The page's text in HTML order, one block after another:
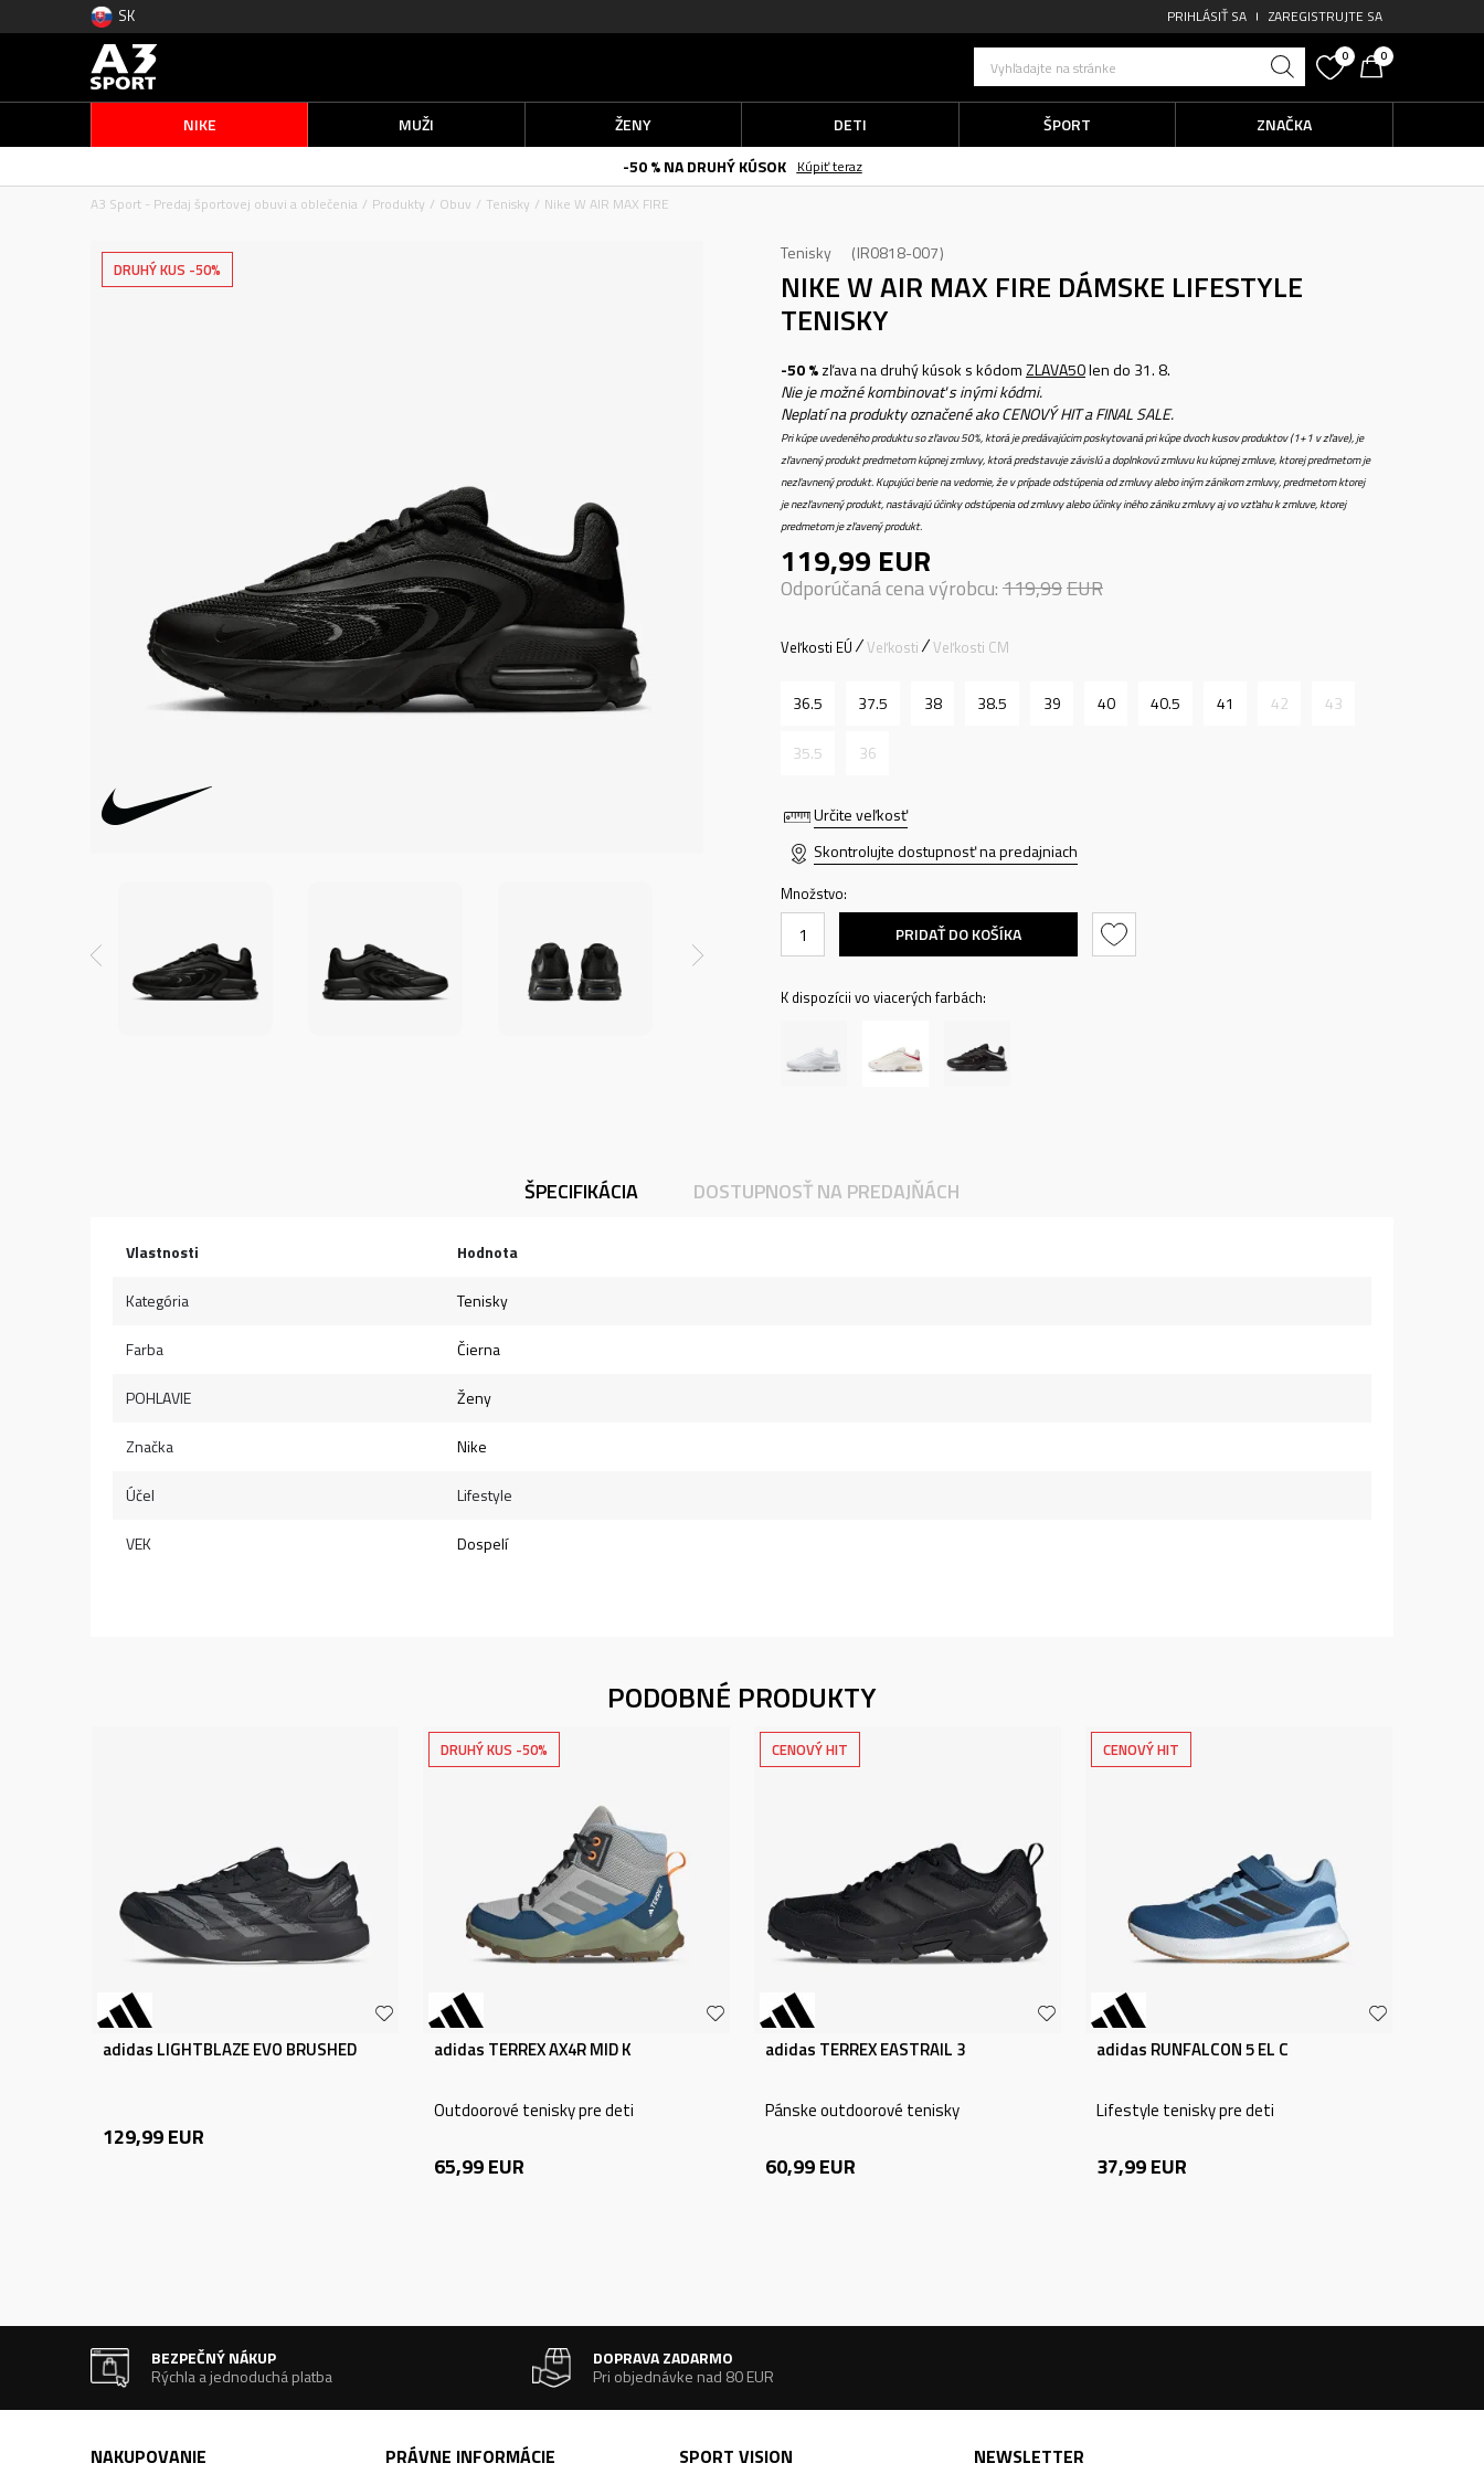
SK PRIHLÁSIŤ SA ZAREGISTRUJTE SA
Vyhľadajte na stránke
0 0
NIKE MUŽI ŽENY DETI ŠPORT
ZNAČKA
-50 % NA DRUHÝ KÚSOK
Kúpiť teraz
A3 Sport - Predaj športovej obuvi a oblečenia
Produkty Obuv Tenisky Nike W AIR MAX FIRE
DRUHÝ KUS -50%
Tenisky IR0818-007
NIKE W AIR MAX FIRE DÁMSKE LIFESTYLE
TENISKY
-50 %zľava na druhý kúsok s kódomZLAVA50len do 31. 8.
Nie je možné kombinovať s inými kódmi.
Neplatí na produkty označené ako CENOVÝ HIT a FINAL SALE.
Pri kúpe uvedeného produktu so zľavou 50%, ktorá je predávajúcim poskytovaná pri kúpe dvoch kusov produktov (1+1 v zľave), je
zľavnený produkt predmetom kúpnej zmluvy, ktorá predstavuje závislú a doplnkovú zmluvu ku kúpnej zmluve, ktorej predmetom je
nezľavnený produkt. Kupujúci berie na vedomie, že v prípade odstúpenia od zmluvy alebo iným zánikom zmluvy, predmetom ktorej
je nezľavnený produkt, nastávajú účinky odstúpenia od zmluvy alebo účinky iného zániku zmluvy aj vo vzťahu k zmluve, ktorej
predmetom je zľavený produkt.
119,99 EUR
Odporúčaná cena výrobcu:119,99EUR
Určite veľkosť
Veľkosti EÚ Veľkosti Veľkosti CM
36.5 37.5 38 38.5 39 40 40.5 41 42 43
35.5 36
Skontrolujte dostupnosť na predajniach
Množstvo:
PRIDAŤ DO KOŠÍKA
K dispozícii vo viacerých farbách:
ŠPECIFIKÁCIA DOSTUPNOSŤ NA PREDAJŇÁCH
Vlastnosti Hodnota
Kategória Tenisky
Farba Čierna
POHLAVIE Ženy
Značka Nike
Účel Lifestyle
VEK Dospelí
PODOBNÉ PRODUKTY
adidas LIGHTBLAZE EVO BRUSHED
129,99EUR
DRUHÝ KUS -50%
adidas TERREX AX4R MID K
Outdoorové tenisky pre deti
65,99EUR
CENOVÝ HIT
adidas TERREX EASTRAIL 3
Pánske outdoorové tenisky
60,99EUR
CENOVÝ HIT
adidas RUNFALCON 5 EL C
Lifestyle tenisky pre deti
37,99EUR
BEZPEČNÝ NÁKUP
Rýchla a jednoduchá platba
DOPRAVA ZADARMO
Pri objednávke nad 80 EUR
NAKUPOVANIE PRÁVNE INFORMÁCIE SPORT VISION NEWSLETTER